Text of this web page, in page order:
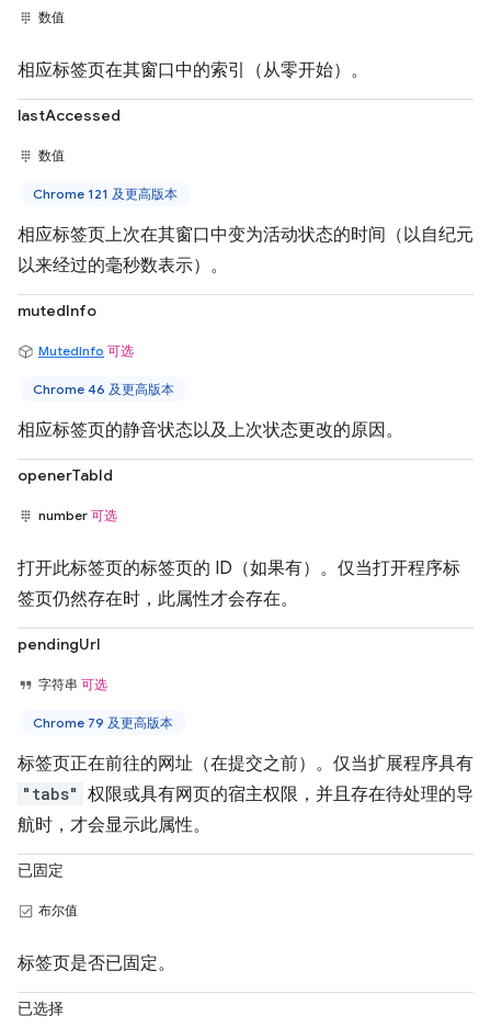
数值
相应标签页在其窗口中的索引（从零开始）。
lastAccessed
数值
Chrome 121 及更高版本
相应标签页上次在其窗口中变为活动状态的时间（以自纪元
以来经过的毫秒数表示）。
mutedInfo
MutedInfo 可选
Chrome 46 及更高版本
相应标签页的静音状态以及上次状态更改的原因。
openerTabId
number 可选
打开此标签页的标签页的 ID（如果有）。仅当打开程序标
签页仍然存在时，此属性才会存在。
pendingUrl
字符串 可选
Chrome 79 及更高版本
标签页正在前往的网址（在提交之前）。仅当扩展程序具有
"tabs" 权限或具有网页的宿主权限，并且存在待处理的导
航时，才会显示此属性。
已固定
布尔值
标签页是否已固定。
已选择